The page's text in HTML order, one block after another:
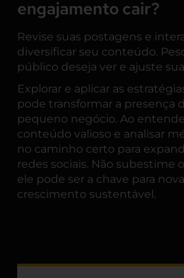
engajamento cair?
Revise suas postagens e
diversificar seu conteúdo.
público deseja ver e ajuste
Explorar e aplicar as
pode transformar a presença
pequeno negócio. Ao
conteúdo valioso e analisar
no caminho certo para
redes sociais. Não subestime
ele pode ser a chave para
crescimento sustentável.